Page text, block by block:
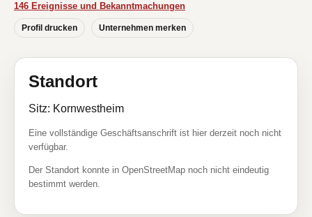
146 Ereignisse und Bekanntmachungen
Profil drucken Unternehmen merken
Standort
Sitz: Kornwestheim
Eine vollständige Geschäftsanschrift ist hier derzeit noch nicht
verfügbar.
Der Standort konnte in OpenStreetMap noch nicht eindeutig
bestimmt werden.